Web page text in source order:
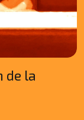
de la